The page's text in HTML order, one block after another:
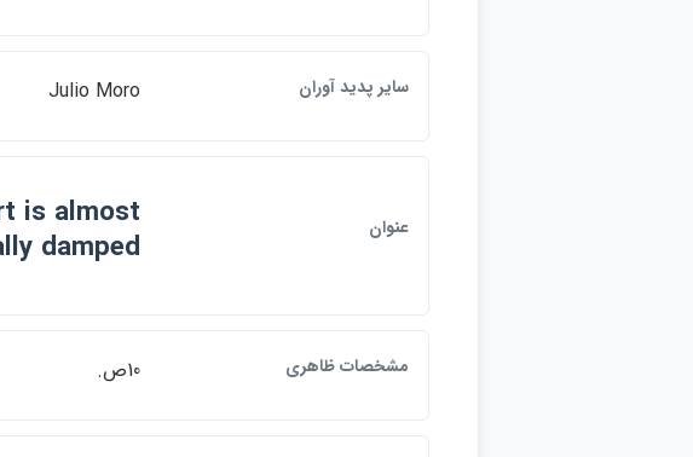
ساير پديد آوران Julio Moro
عنوان
is almost
damped
مشخصات ظاهري 10ص.